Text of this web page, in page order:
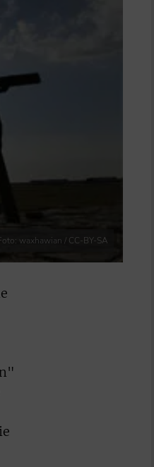
waxhawian / CC-BY-SA